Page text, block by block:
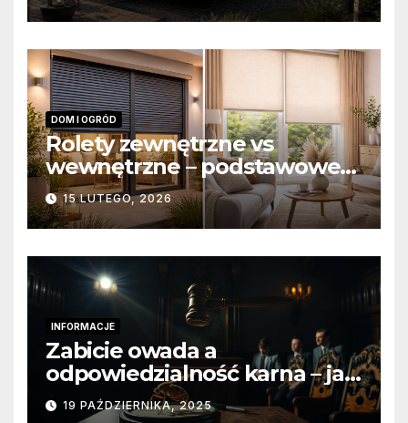
DOM I OGRÓD
Rolety zewnętrzne vs
wewnętrzne – podstawowe
różnice konstrukcyjne i
funkcjonalne
15 LUTEGO, 2026
INFORMACJE
Zabicie owada a
odpowiedzialność karna – jak
wygląda to w praktyce?
19 PAŹDZIERNIKA, 2025